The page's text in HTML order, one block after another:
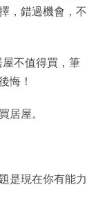
，錯過機會，不
不值得買，筆
悔！
居屋。
是現在你有能力